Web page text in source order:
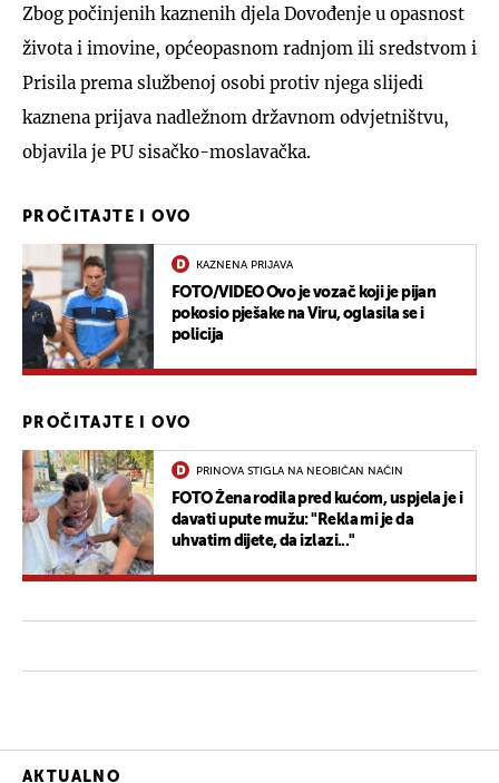
Zbog počinjenih kaznenih djela Dovođenje u opasnost
života i imovine, općeopasnom radnjom ili sredstvom i
Prisila prema službenoj osobi protiv njega slijedi
kaznena prijava nadležnom državnom odvjetništvu,
objavila je PU sisačko-moslavačka.
PROČITAJTE I OVO
KAZNENA PRIJAVA
FOTO/VIDEO Ovo je vozač koji je pijan
pokosio pješake na Viru, oglasila se i
policija
PROČITAJTE I OVO
PRINOVA STIGLA NA NEOBIČAN NAČIN
FOTO Žena rodila pred kućom, uspjela je i
davati upute mužu: "Rekla mi je da
uhvatim dijete, da izlazi..."
AKTUALNO